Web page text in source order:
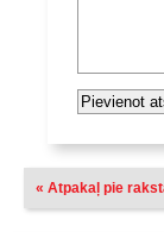
« Atpakaļ pie